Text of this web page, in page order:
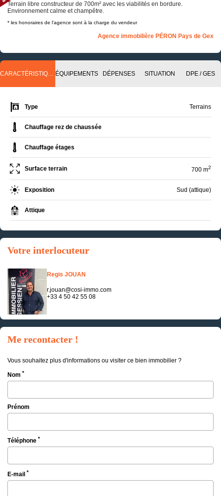
Terrain libre constructeur de 700m² avec les viabilités en bordure.
Environnement calme et champêtre.
* les honoraires de l'agence sont à la charge du vendeur
Agence immobilière PÉRON Pays de Gex
CARACTÉRISTIQUES ÉQUIPEMENTS DÉPENSES SITUATION DPE / GES
Type Terrains
Chauffage rez de chaussée
Chauffage étages
Surface terrain 700 m2
Exposition Sud (attique)
Attique
Votre interlocuteur
Regis JOUAN
r.jouan@cosi-immo.com
+33 4 50 42 55 08
Me recontacter !
Vous souhaitez plus d'informations ou visiter ce bien immobilier ?
Nom *
Prénom
Téléphone *
E-mail *